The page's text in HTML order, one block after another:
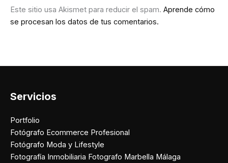
Este sitio usa Akismet para reducir el spam. Aprende cómo
se procesan los datos de tus comentarios.
Servicios
Portfolio
Fotógrafo Ecommerce Profesional
Fotógrafo Moda y Lifestyle
Fotografía Inmobiliaria Fotografo Marbella Málaga